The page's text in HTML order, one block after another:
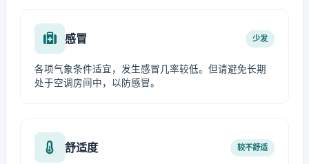
感冒 少发
各项气象条件适宜，发生感冒几率较低。但请避免长期
处于空调房间中，以防感冒。
舒适度 较不舒适